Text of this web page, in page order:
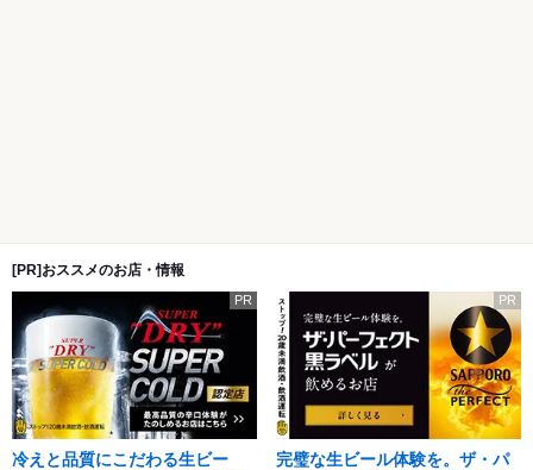
[PR]おススメのお店・情報
PR
冷えと品質にこだわる生ビー
PR
完璧な生ビール体験を。ザ・パ